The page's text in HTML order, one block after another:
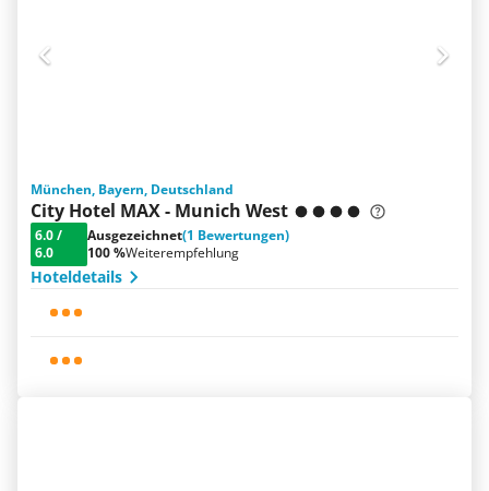
München, Bayern, Deutschland
City Hotel MAX - Munich West
6.0/
6.0
Ausgezeichnet(1 Bewertungen)
100 %Weiterempfehlung
Hoteldetails